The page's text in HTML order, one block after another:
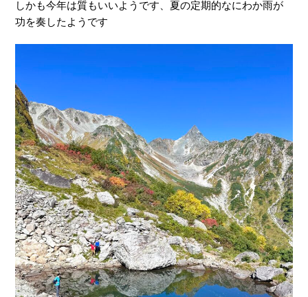
しかも今年は質もいいようです、夏の定期的なにわか雨が
功を奏したようです